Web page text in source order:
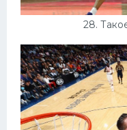
28.